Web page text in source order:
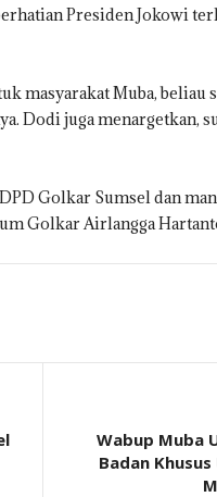
Presiden Jokowi
masyarakat Muba,
Dodi juga menargetkan,
Golkar Sumsel dan
Golkar Airlangga
Wabup Muba
Badan